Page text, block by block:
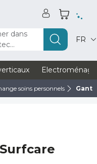
dans
FR
soins personnels